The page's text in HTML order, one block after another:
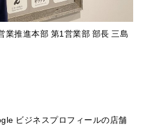
業推進本部 第1営業部 部長 三島
ビジネスプロフィールの店舗